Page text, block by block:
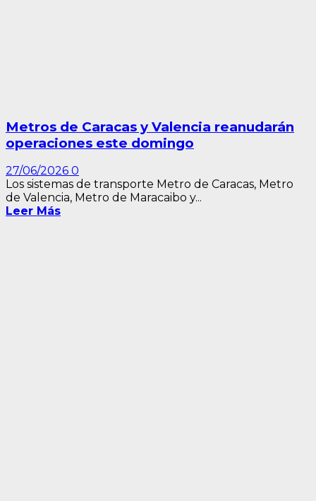
Metros de Caracas y Valencia reanudarán
operaciones este domingo
27/06/2026 0
Los sistemas de transporte Metro de Caracas, Metro
de Valencia, Metro de Maracaibo y...
Leer Más